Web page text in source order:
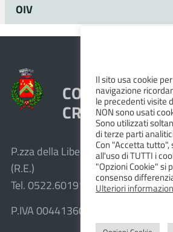
OIV
COMUNE DI
CROSTOLO
P.zza della Libertà, 1 – 42030
(R.E.)
Tel. 0522.601911 – Fax
P.IVA 00441360351
Il sito usa cookie
navigazione
le precedenti visite
NON sono usati
Sono utilizzati
di terze parti
Con "Accetta tutto",
all'uso di TUTTI i
"Opzioni Cookie" si
consenso
Ulteriori